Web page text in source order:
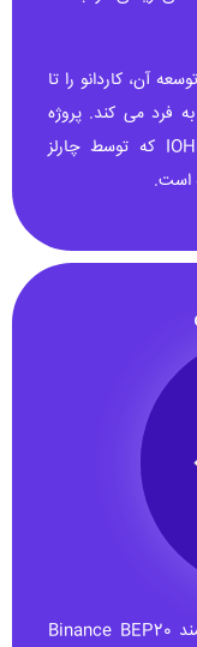
آن، کاردانو را تا
می کند. پروژه
Cardano عمدتا توسط شرکت فناوری IOHK که توسط چارلز
استاندارد ایجاد توکن در پلتفرم چین هوشمند Binance BEP20